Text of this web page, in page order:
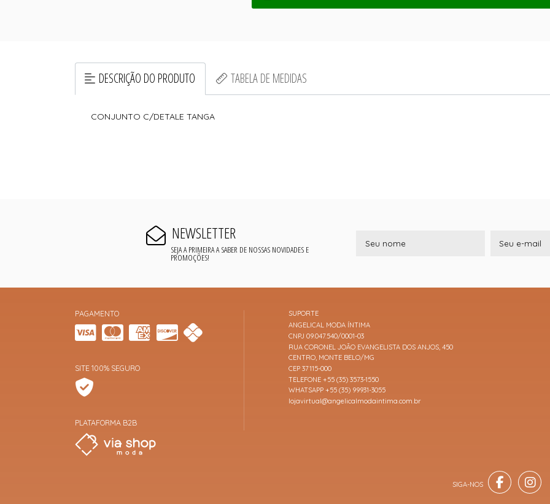
DESCRIÇÃO DO PRODUTO TABELA DE MEDIDAS
CONJUNTO C/DETALE TANGA
NEWSLETTER
SEJA A PRIMEIRA A SABER DE NOSSAS NOVIDADES E
PROMOÇÕES!
PAGAMENTO
SITE 100% SEGURO
PLATAFORMA B2B
SUPORTE
ANGELICAL MODA ÍNTIMA
CNPJ 09.047.540/0001-03
RUA CORONEL JOÃO EVANGELISTA DOS ANJOS, 450
CENTRO, MONTE BELO/MG
CEP 37115-000
TELEFONE +55 (35) 3573-1550
WHATSAPP +55 (35) 99931-3055
lojavirtual@angelicalmodaintima.com.br